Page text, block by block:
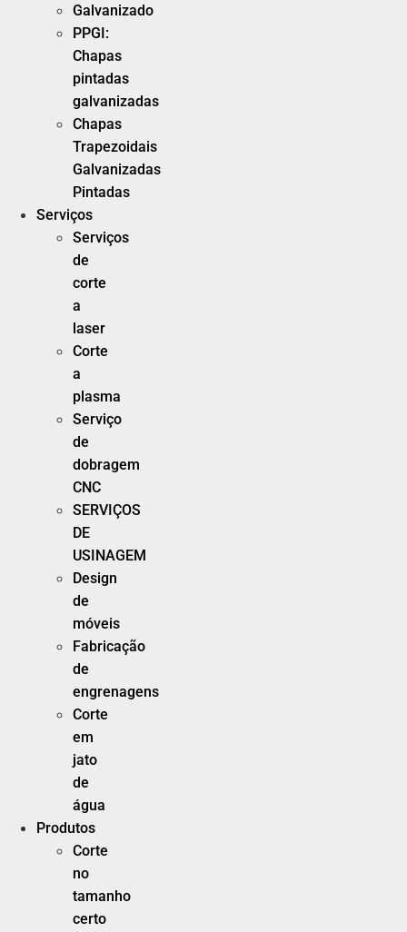
Galvanizado
PPGI:
Chapas
pintadas
galvanizadas
Chapas
Trapezoidais
Galvanizadas
Pintadas
Serviços
Serviços
de
corte
a
laser
Corte
a
plasma
Serviço
de
dobragem
CNC
SERVIÇOS
DE
USINAGEM
Design
de
móveis
Fabricação
de
engrenagens
Corte
em
jato
de
água
Produtos
Corte
no
tamanho
certo